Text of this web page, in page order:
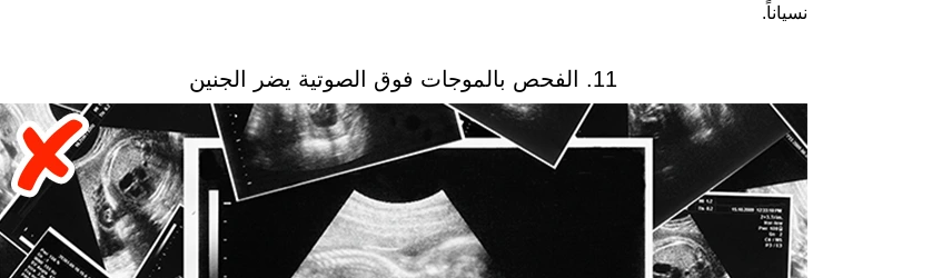
نسياناً.
11. الفحص بالموجات فوق الصوتية يضر الجنين